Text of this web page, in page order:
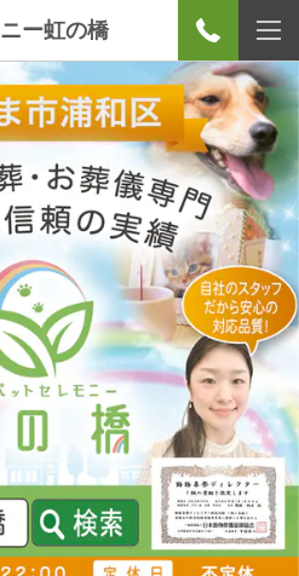
ー虹の橋